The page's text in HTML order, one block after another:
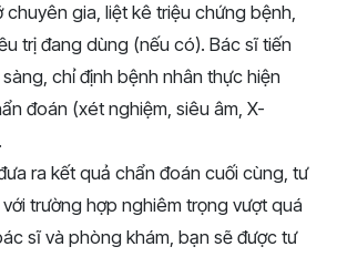
chuyên gia, liệt kê triệu chứng bệnh,
trị đang dùng (nếu có). Bác sĩ tiến
chỉ định bệnh nhân thực hiện
đoán (xét nghiệm, siêu âm, X-
ra kết quả chẩn đoán cuối cùng, tư
trường hợp nghiêm trọng vượt quá
sĩ và phòng khám, bạn sẽ được tư